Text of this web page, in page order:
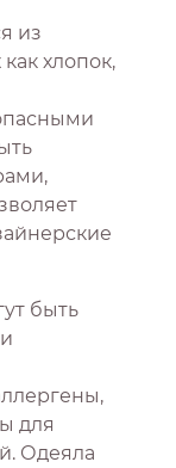
из
хлопок,
быть
для
Одеяла